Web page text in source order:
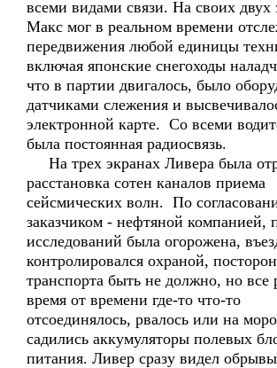
всеми видами связи. На своих двух
Макс мог в реальном времени
передвижения любой единицы
включая японские снегоходы
что в партии двигалось, было
датчиками слежения и
электронной карте. Со всеми
была постоянная радиосвязь.
На трех экранах Ливера была
расстановка сотен каналов приема
сейсмических волн. По
заказчиком - нефтяной компанией,
исследований была огорожена,
контролировался охраной,
транспорта быть не должно, но все
время от времени где-то что-то
отсоединялось, рвалось или на
садились аккумуляторы полевых
питания. Ливер сразу видел